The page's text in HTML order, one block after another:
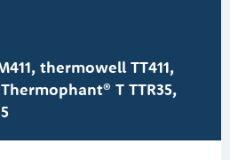
thermowell TT411,
T TTR35,